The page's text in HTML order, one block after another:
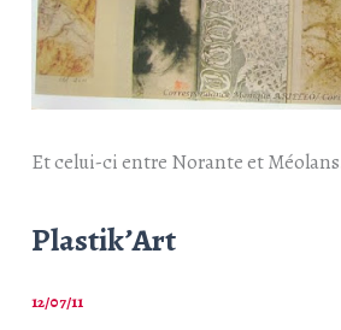
Et celui-ci entre Norante et
Plastik’Art
12/07/11